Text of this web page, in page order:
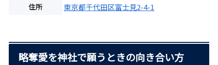
住所 東京都千代田区富士見2-4-1
略奪愛を神社で願うときの向き合い方